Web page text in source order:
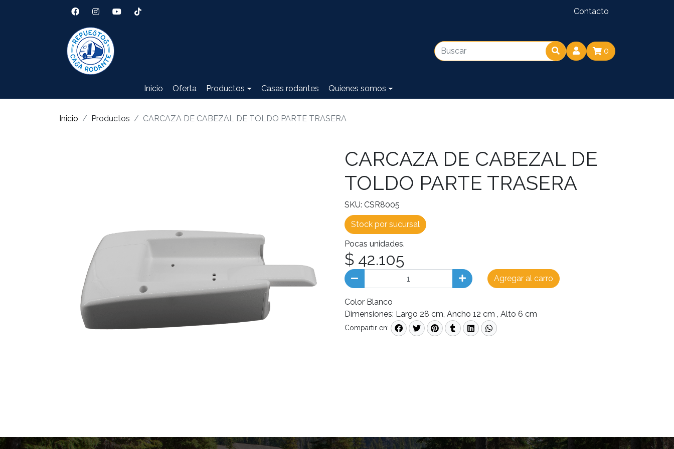
Contacto
0
Inicio Oferta Productos Casas rodantes Quienes somos
Inicio Productos CARCAZA DE CABEZAL DE TOLDO PARTE TRASERA
CARCAZA DE CABEZAL DE
TOLDO PARTE TRASERA
SKU: CSR8005
Stock por sucursal
Pocas unidades.
$ 42.105
Agregar al carro
Color Blanco
Dimensiones: Largo 28 cm, Ancho 12 cm , Alto 6 cm
Compartir en: